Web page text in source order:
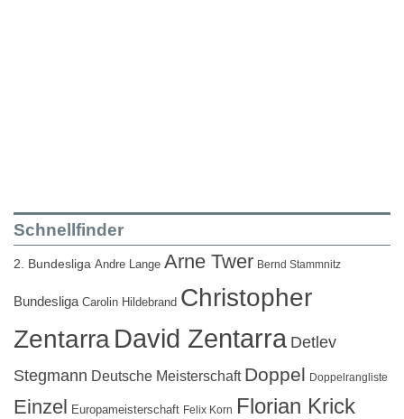
Schnellfinder
2. Bundesliga Andre Lange Arne Twer Bernd Stammnitz
Bundesliga Carolin Hildebrand Christopher
ZentarraDavid Zentarra Detlev
Stegmann Deutsche Meisterschaft Doppel Doppelrangliste
Einzel Europameisterschaft Felix Korn Florian Krick